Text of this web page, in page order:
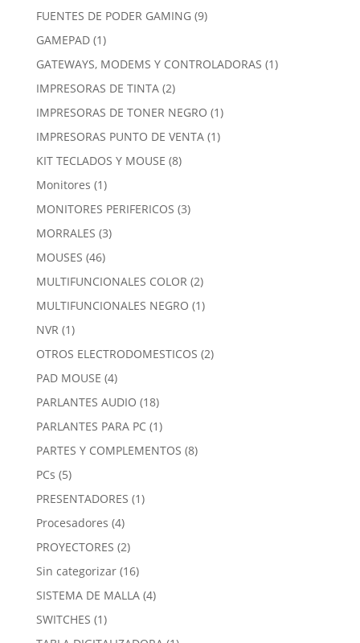
producto
FUENTES DE PODER GAMING 99
GAMEPAD 11
producto
GATEWAYS, MODEMS Y CONTROLADORAS 11
IMPRESORAS DE TINTA 22
productos
IMPRESORAS DE TONER NEGRO 11
IMPRESORAS PUNTO DE VENTA 11
KIT TECLADOS Y MOUSE 88
Monitores 11
producto
MONITORES PERIFERICOS 33
MORRALES 33
MOUSES 4646
productos
MULTIFUNCIONALES COLOR 22
productos
MULTIFUNCIONALES NEGRO 11
NVR 11
producto
OTROS ELECTRODOMESTICOS 22
PAD MOUSE 44
productos
PARLANTES AUDIO 1818
productos
PARLANTES PARA PC 11
producto
PARTES Y COMPLEMENTOS 88
PCs 55
productos
PRESENTADORES 11
Procesadores 44
productos
PROYECTORES 22
productos
Sin categorizar 1616
productos
SISTEMA DE MALLA 44
SWITCHES 11
producto